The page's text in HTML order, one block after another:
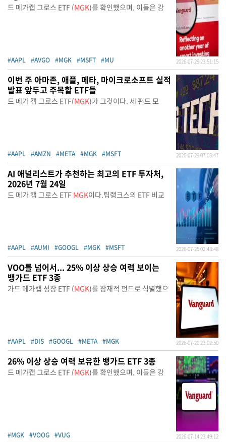
드 메가캡 그로스 ETF (MGK)를 확인했으며, 이들은 강
#AAPL #AVGO #MGK #MSFT #MU 2026-07-29 23:51:15
이번 주 아마존, 애플, 메타, 마이크로소프트 실적
발표 앞두고 주목할 ETF들
드 메가 캡 그로스 ETF(MGK)가 그것이다. 세 펀드 모
#AAPL #AMZN #META #MGK #MSFT 2026-07-29 07:03:47
AI 애널리스트가 추천하는 최고의 ETF 투자처,
2026년 7월 24일
드 메가 캡 그로스 ETF MGK이다.팁랭크스의 ETF 비교
#AAPL #AUMI #GOOGL #MGK #MSFT 2026-07-25 02:43:48
VOO를 넘어서... 25% 이상 상승 여력 보이는
뱅가드 ETF 3종
가드 메가캡 성장 ETF (MGK)를 잠재적 펀드로 식별했으
#AAPL #DIS #GOOGL #META #MGK 2026-07-20 23:02:50
26% 이상 상승 여력 보유한 뱅가드 ETF 3종
드 메가캡 그로스 ETF (MGK)를 확인했으며, 이들은 강
#MGK #VOOG #VUG 2026-07-14 23:49:12